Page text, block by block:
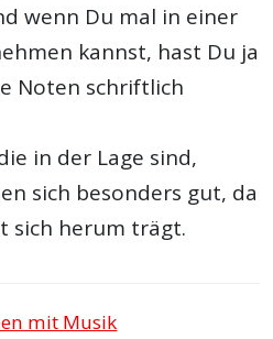
wenn Du mal in einer
kannst, hast Du ja
Noten schriftlich
in der Lage sind,
sich besonders gut, da
sich herum trägt.
mit Musik